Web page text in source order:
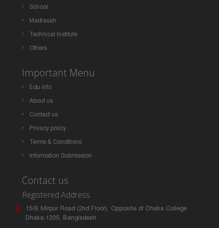
School
Madrasah
Technical Institute
Others
Important Menu
Edu Info
About us
Contact us
Privacy policy
Terms & Conditions
Information Submission
Contact us
Registered Address
15/B Mirpur Road (2nd Floor), Opposite of Dhaka College
Dhaka-1205, Bangladesh.